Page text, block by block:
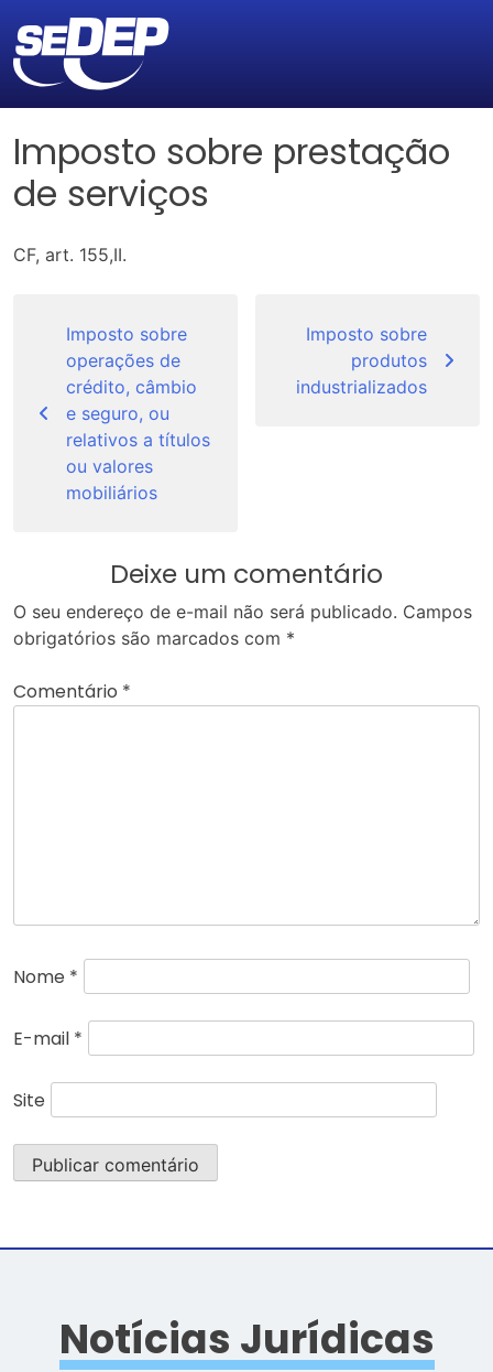
Imposto sobre prestação
de serviços
CF, art. 155,II.
Post
Imposto sobre
operações de
crédito, câmbio
e seguro, ou
relativos a títulos
ou valores
mobiliários
Imposto sobre
produtos
industrializados
Deixe um comentário
O seu endereço de e-mail não será publicado. Campos
obrigatórios são marcados com *
Comentário *
Nome *
E-mail *
Site
Notícias Jurídicas